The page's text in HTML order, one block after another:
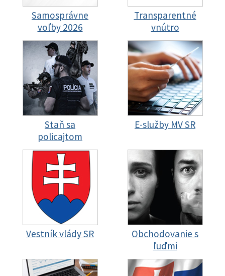
Samosprávne
voľby 2026
Transparentné
vnútro
Staň sa
policajtom
E-služby MV SR
Vestník vlády SR
Obchodovanie s
ľuďmi